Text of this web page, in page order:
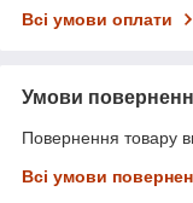
Всі умови оплати
Умови
Повернення товару
Всі умови